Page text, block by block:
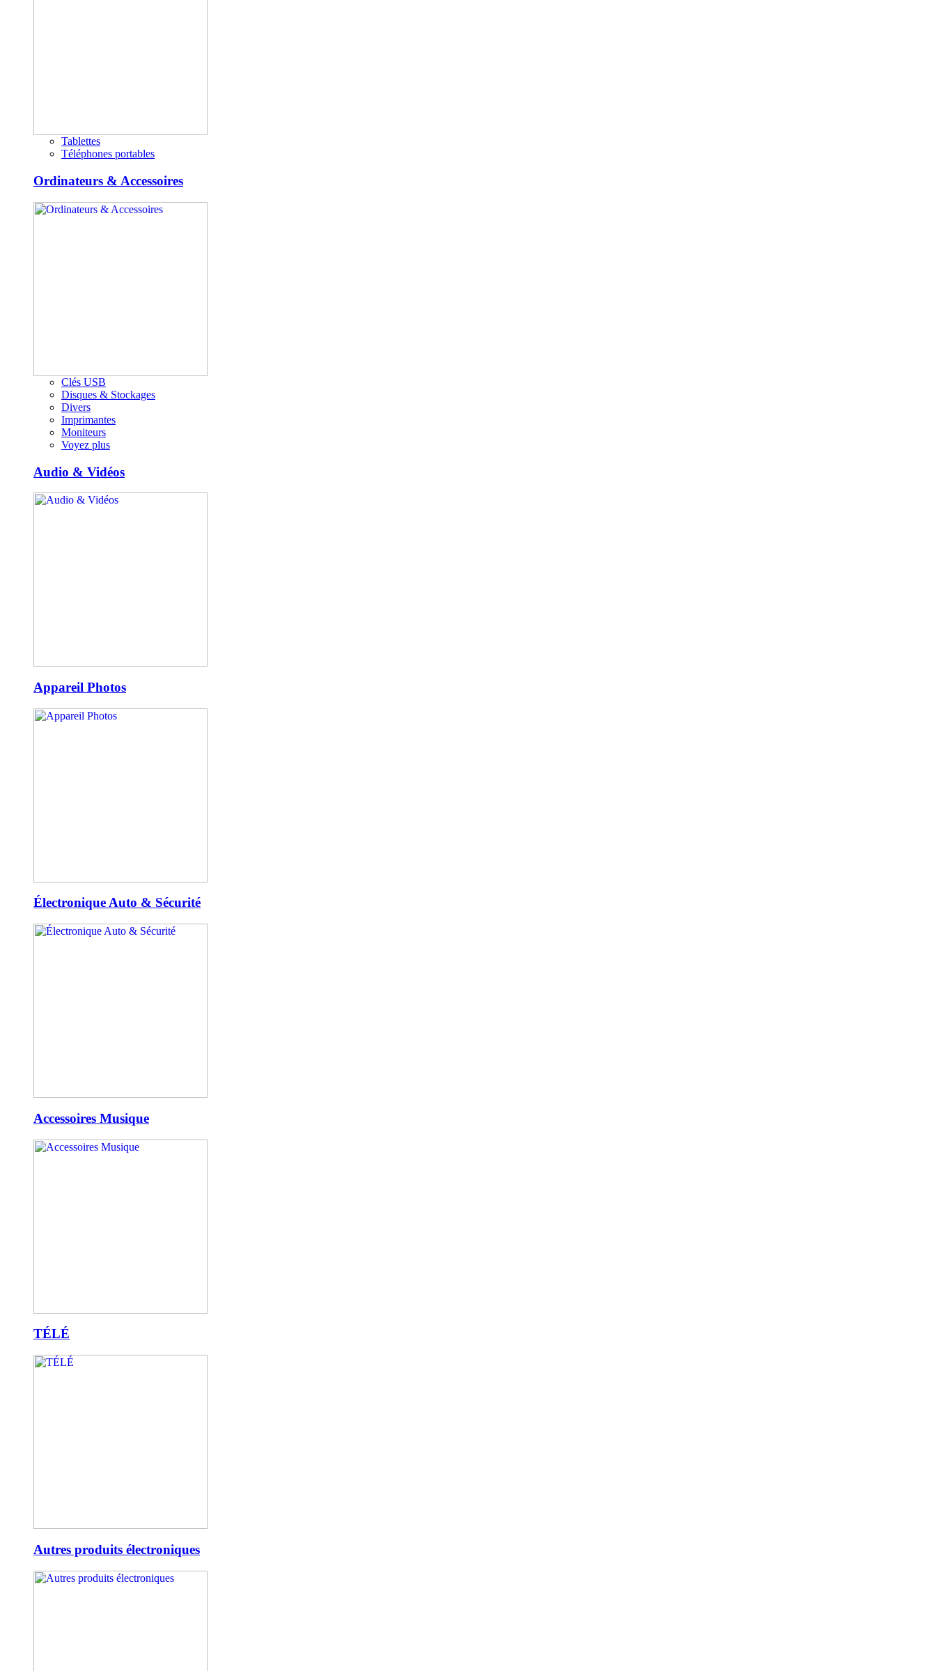
Tablettes
Téléphones portables
Ordinateurs & Accessoires
Clés USB
Disques & Stockages
Divers
Imprimantes
Moniteurs
Voyez plus
Audio & Vidéos
Appareil Photos
Électronique Auto & Sécurité
Accessoires Musique
TÉLÉ
Autres produits électroniques